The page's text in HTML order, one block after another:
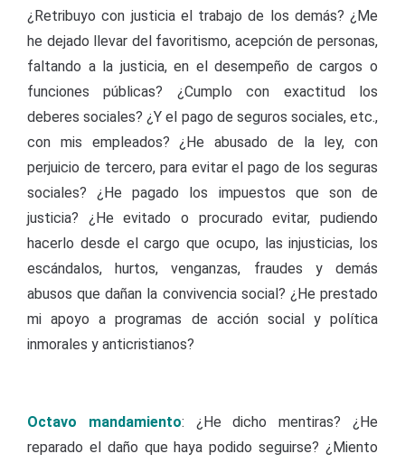
¿Retribuyo con justicia el trabajo de los demás? ¿Me
he dejado llevar del favoritismo, acepción de personas,
faltando a la justicia, en el desempeño de cargos o
funciones públicas? ¿Cumplo con exactitud los
deberes sociales? ¿Y el pago de seguros sociales, etc.,
con mis empleados? ¿He abusado de la ley, con
perjuicio de tercero, para evitar el pago de los seguras
sociales? ¿He pagado los impuestos que son de
justicia? ¿He evitado o procurado evitar, pudiendo
hacerlo desde el cargo que ocupo, las injusticias, los
escándalos, hurtos, venganzas, fraudes y demás
abusos que dañan la convivencia social? ¿He prestado
mi apoyo a programas de acción social y política
inmorales y anticristianos?
Octavo mandamiento: ¿He dicho mentiras? ¿He
reparado el daño que haya podido seguirse? ¿Miento